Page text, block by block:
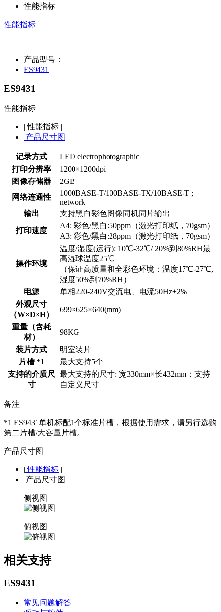
性能指标
性能指标
产品型号：
ES9431
ES9431
性能指标
| 性能指标 |
产品尺寸图 |
记录方式
LED electrophotographic
打印分辨率
1200×1200dpi
图像存储器
2GB
网络连通性
1000BASE-T/100BASE-TX/10BASE-T ;
network
输出
支持黑白彩色图像同机同片输出
打印速度
A4: 彩色/黑白:50ppm（激光打印纸，70gsm）
A3: 彩色/黑白:28ppm（激光打印纸，70gsm）
操作环境
温度/湿度(运行): 10℃-32℃/ 20%到80%RH最
高湿球温度25℃
（保证高质量和全彩色环境：温度17℃-27℃,
湿度50%到70%RH）
电源
单相220-240V交流电、电流50Hz±2%
外观尺寸
（W×D×H）
699×625×640(mm)
重量（含耗
材）
98KG
装片方式
明室装片
片槽 *1
最大支持5个
支持的介质尺
寸
最大支持的尺寸: 宽330mm×长432mm；支持
自定义尺寸
备注
*1 ES9431单机标配1个标准片槽，根据使用需求，请另行选购
第二片槽/大容量片槽。
产品尺寸图
| 性能指标 |
产品尺寸图 |
侧视图
俯视图
相关支持
ES9431
常见问题解答